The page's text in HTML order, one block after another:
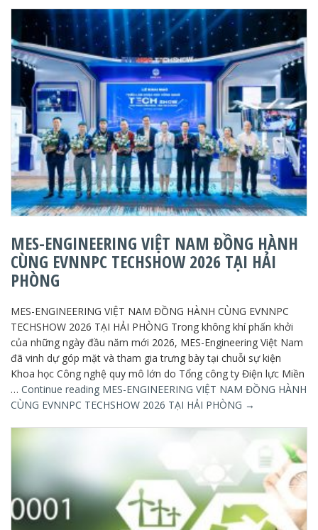
MES-ENGINEERING VIỆT NAM ĐỒNG HÀNH
CÙNG EVNNPC TECHSHOW 2026 TẠI HẢI
PHÒNG
MES-ENGINEERING VIỆT NAM ĐỒNG HÀNH CÙNG EVNNPC
TECHSHOW 2026 TẠI HẢI PHÒNG Trong không khí phấn khởi
của những ngày đầu năm mới 2026, MES-Engineering Việt Nam
đã vinh dự góp mặt và tham gia trưng bày tại chuỗi sự kiện
Khoa học Công nghệ quy mô lớn do Tổng công ty Điện lực Miền
… Continue reading MES-ENGINEERING VIỆT NAM ĐỒNG HÀNH
CÙNG EVNNPC TECHSHOW 2026 TẠI HẢI PHÒNG →